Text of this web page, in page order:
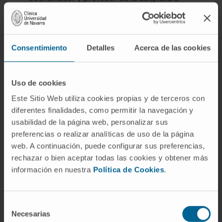
Consentimiento Detalles Acerca de las cookies
Uso de cookies
Este Sitio Web utiliza cookies propias y de terceros con
diferentes finalidades, como permitir la navegación y
usabilidad de la página web, personalizar sus
preferencias o realizar analíticas de uso de la página
web. A continuación, puede configurar sus preferencias,
rechazar o bien aceptar todas las cookies y obtener más
información en nuestra Política de Cookies.
Necesarias
Enfermedades del Cerebro del Máster
Investigación Biomédica (especialidad en
Neurociencia y Cognición) de la Universidad
de Navarra. Profesor en las asignaturas de
Neurología, Clínica Práctica VIII y Mente,
Cerebro y Comportamiento del Grado de
Tutor de residentes del Departamento de
Neurología de la Clínica Universidad de
Navarra en los periodos de 2006-2010,
2014-2017 y desde 2021 hasta la
actualidad.
Ha participado en más de 120
comunicaciones en congresos nacionales e
internacionales.